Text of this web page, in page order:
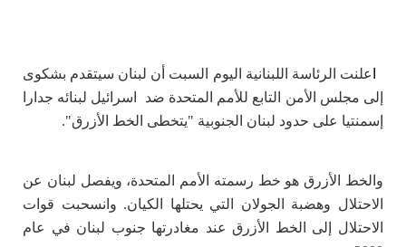
علنت الرئاسة اللبنانية اليوم السبت أن لبنان سيتقدم بشكوى
إلى مجلس الأمن التابع للأمم المتحدة ضد اسرائيل لبنائه جدارا
إسمنتيا على حدود لبنان الجنوبية "يتخطى الخط الأزرق".
والخط الأزرق هو خط رسمته الأمم المتحدة، ويفصل لبنان عن
الاحتلال وهضبة الجولان التي يحتلها الكيان. وانسحبت قوات
الاحتلال إلى الخط الأزرق عند مغادرتها جنوب لبنان في عام